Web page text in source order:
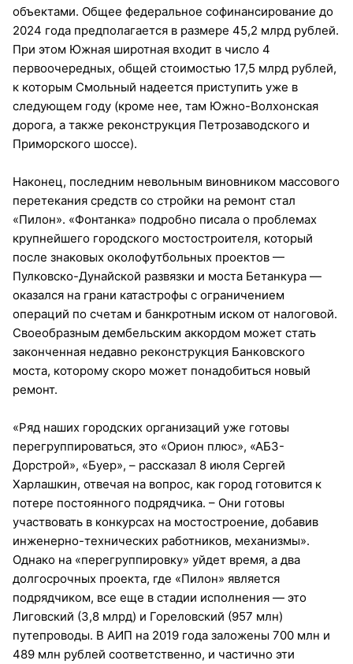
объектами. Общее федеральное софинансирование до
2024 года предполагается в размере 45,2 млрд рублей.
При этом Южная широтная входит в число 4
первоочередных, общей стоимостью 17,5 млрд рублей,
к которым Смольный надеется приступить уже в
следующем году (кроме нее, там Южно-Волхонская
дорога, а также реконструкция Петрозаводского и
Приморского шоссе).
Наконец, последним невольным виновником массового
перетекания средств со стройки на ремонт стал
«Пилон». «Фонтанка» подробно писала о проблемах
крупнейшего городского мостостроителя, который
после знаковых околофутбольных проектов —
Пулковско-Дунайской развязки и моста Бетанкура —
оказался на грани катастрофы с ограничением
операций по счетам и банкротным иском от налоговой.
Своеобразным дембельским аккордом может стать
законченная недавно реконструкция Банковского
моста, которому скоро может понадобиться новый
ремонт.
«Ряд наших городских организаций уже готовы
перегруппироваться, это «Орион плюс», «АБЗ-
Дорстрой», «Буер», – рассказал 8 июля Сергей
Харлашкин, отвечая на вопрос, как город готовится к
потере постоянного подрядчика. – Они готовы
участвовать в конкурсах на мостостроение, добавив
инженерно-технических работников, механизмы».
Однако на «перегруппировку» уйдет время, а два
долгосрочных проекта, где «Пилон» является
подрядчиком, все еще в стадии исполнения — это
Лиговский (3,8 млрд) и Гореловский (957 млн)
путепроводы. В АИП на 2019 года заложены 700 млн и
489 млн рублей соответственно, и частично эти